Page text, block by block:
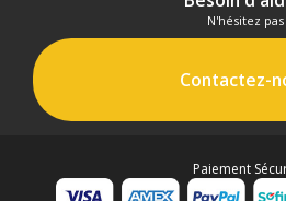
Godox X3 C pour Canon :
Écran OLED tactile intégré
Synchronisation multi-flash
Pratique et compact
Installation facile
N'hésitez pas
Contactez-
Paiement